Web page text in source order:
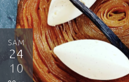
SAM
24
10